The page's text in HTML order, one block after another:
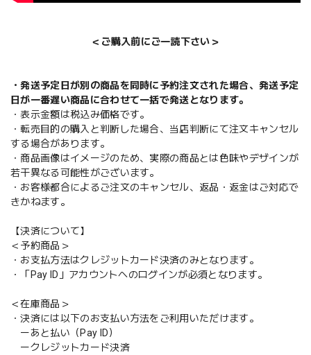
＜ご購入前にご一読下さい＞
・発送予定日が別の商品を同時に予約注文された場合、発送予定
日が一番遅い商品に合わせて一括で発送となります。
・表示金額は税込み価格です。
・転売目的の購入と判断した場合、当店判断にて注文キャンセル
する場合があります。
・商品画像はイメージのため、実際の商品とは色味やデザインが
若干異なる可能性がございます。
・お客様都合によるご注文のキャンセル、返品・返金はご対応で
きかねます。
【決済について】
＜予約商品＞
・お支払方法はクレジットカード決済のみとなります。
・「Pay ID」アカウントへのログインが必須となります。
＜在庫商品＞
・決済には以下のお支払い方法をご利用いただけます。
ーあと払い（Pay ID）
ークレジットカード決済